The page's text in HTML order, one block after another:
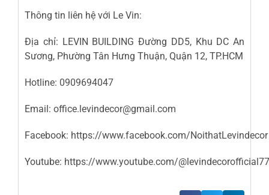
Thông tin liên hệ với Le Vin:
Địa chỉ: LEVIN BUILDING Đường DD5, Khu DC An
Sương, Phường Tân Hưng Thuận, Quận 12, TP.HCM
Hotline: 0909694047
Email: office.levindecor@gmail.com
Facebook: https://www.facebook.com/NoithatLevindecor
Youtube: https://www.youtube.com/